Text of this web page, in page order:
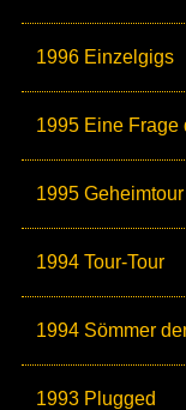
1996 Einzelgigs
1995 Eine Frage
1995 Geheimtour
1994 Tour-Tour
1994 Sömmer
1993 Plugged